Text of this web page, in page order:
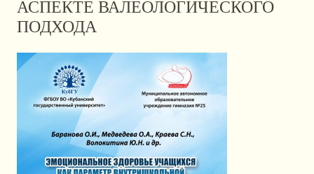
АСПЕКТЕ ВАЛЕОЛОГИЧЕСКОГО
ПОДХОДА